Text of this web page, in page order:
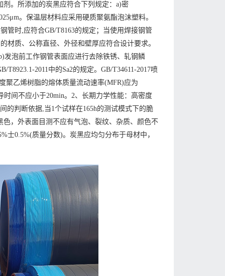
。所添加的炭黑应符合下列规定：a)密
。保温层材料应采用硬质聚氨酯泡沫塑料。
管时,应符合GB/T8163的规定；当使用焊接钢管
材质、公称直径、外径和壁厚应符合设计要求。
发泡前工作钢管表面应进行去除铁锈、轧钢鳞
2011中的Sa2的规定。GB/T34611-2017喷
聚乙烯树脂的熔体质量流动速率(MFR)应为
间不应小于20min。2、长期力学性能：高密度
的判断依据,当1个试样在165h的测试模式下的脆
色，外表面目测不应有气泡、裂纹、杂质、颜色不
士0.5%(质量分数)。炭黑应均匀分布于母材中，